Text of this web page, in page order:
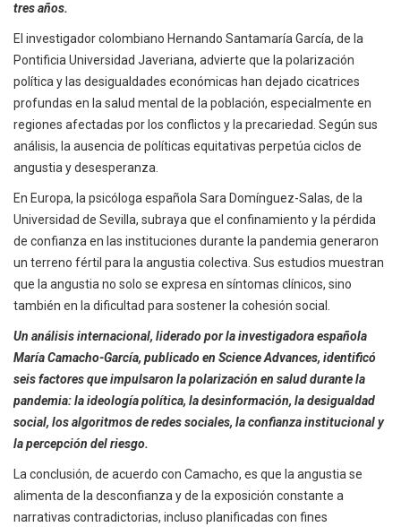
tres años.
El investigador colombiano Hernando Santamaría García, de la
Pontificia Universidad Javeriana, advierte que la polarización
política y las desigualdades económicas han dejado cicatrices
profundas en la salud mental de la población, especialmente en
regiones afectadas por los conflictos y la precariedad. Según sus
análisis, la ausencia de políticas equitativas perpetúa ciclos de
angustia y desesperanza.
En Europa, la psicóloga española Sara Domínguez-Salas, de la
Universidad de Sevilla, subraya que el confinamiento y la pérdida
de confianza en las instituciones durante la pandemia generaron
un terreno fértil para la angustia colectiva. Sus estudios muestran
que la angustia no solo se expresa en síntomas clínicos, sino
también en la dificultad para sostener la cohesión social.
Un análisis internacional, liderado por la investigadora española
María Camacho-García, publicado en Science Advances, identificó
seis factores que impulsaron la polarización en salud durante la
pandemia: la ideología política, la desinformación, la desigualdad
social, los algoritmos de redes sociales, la confianza institucional y
la percepción del riesgo.
La conclusión, de acuerdo con Camacho, es que la angustia se
alimenta de la desconfianza y de la exposición constante a
narrativas contradictorias, incluso planificadas con fines